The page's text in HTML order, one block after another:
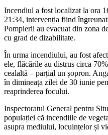
Incendiul a fost localizat la ora
21:34, intervenția fiind
Pompierii au evacuat din zona
cu grad de dizabilitate.
În urma incendiului, au fost
ele, flăcările au distrus circa
cealaltă – parțial un șopron.
în dimineața zilei de 30 iunie
reaprinderea focului.
Inspectoratul General pentru
populației că incendiile de
asupra mediului, locuințelor și